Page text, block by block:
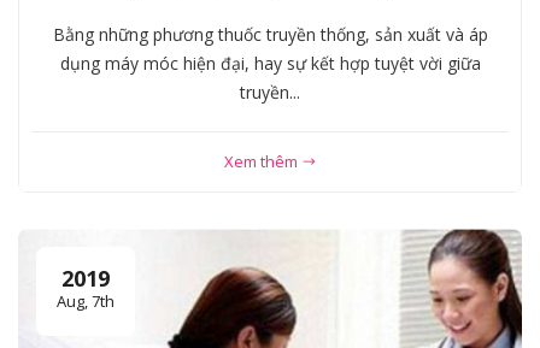
Bằng những phương thuốc truyền thống, sản xuất và áp
dụng máy móc hiện đại, hay sự kết hợp tuyệt vời giữa
truyền...
Xem thêm
2019
Aug, 7th